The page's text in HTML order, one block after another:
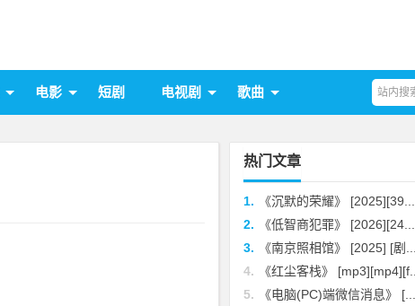
电影 短剧 电视剧 歌曲
热门文章
1.
《沉默的荣耀》 [2025][39...
2.
《低智商犯罪》 [2026][24...
3.
《南京照相馆》 [2025] [剧...
4.
《红尘客栈》 [mp3][mp4][f...
5.
《电脑(PC)端微信消息》 [...